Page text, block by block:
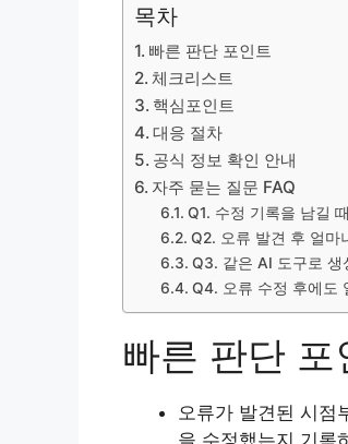
목차
빠른 판단 포인트
체크리스트
핵심포인트
대응 절차
공식 정보 확인 안내
자주 묻는 질문 FAQ
Q1. 수정 기록을 남길
Q2. 오류 발견 후 얼마
Q3. 같은 AI 도구로 생
Q4. 오류 수정 후에도
빠른 판단 포
오류가 발견된 시점
을 수정했는지 기록